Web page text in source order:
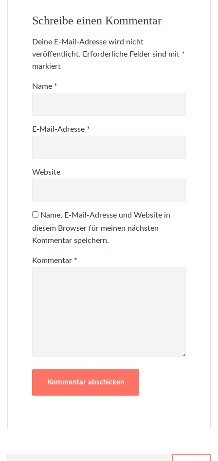
Schreibe einen Kommentar
Deine E-Mail-Adresse wird nicht
veröffentlicht. Erforderliche Felder sind mit *
markiert
Name *
E-Mail-Adresse *
Website
Name, E-Mail-Adresse und Website in
diesem Browser für meinen nächsten
Kommentar speichern.
Kommentar *